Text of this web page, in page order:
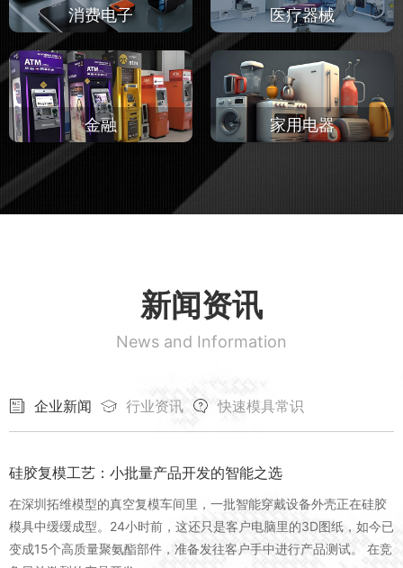
消费电子 医疗器械
金融 家用电器
新闻资讯
News and Information
企业新闻 行业资讯 快速模具常识
硅胶复模工艺：小批量产品开发的智能之选
在深圳拓维模型的真空复模车间里，一批智能穿戴设备外壳正在硅胶
模具中缓缓成型。24小时前，这还只是客户电脑里的3D图纸，如今已
变成15个高质量聚氨酯部件，准备发往客户手中进行产品测试。 在竞